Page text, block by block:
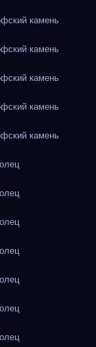
камень
камень
камень
камень
камень